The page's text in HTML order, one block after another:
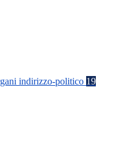
indirizzo-politico 19